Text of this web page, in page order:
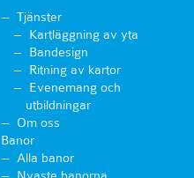
Tjänster
Kartläggning av yta
Bandesign
Ritning av kartor
Evenemang och
utbildningar
Om oss
Banor
Alla banor